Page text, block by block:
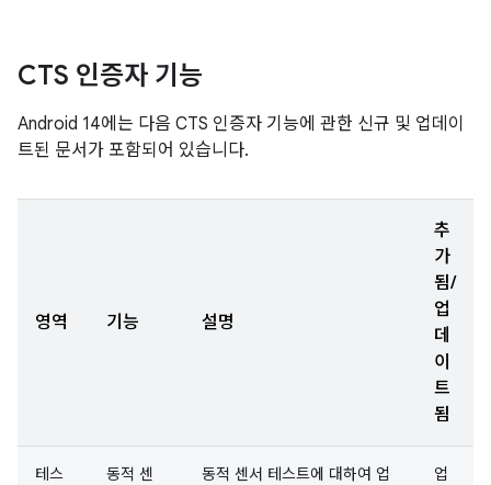
CTS 인증자 기능
Android 14에는 다음 CTS 인증자 기능에 관한 신규 및 업데이
트된 문서가 포함되어 있습니다.
영역 기능 설명
추
가
됨/
업
데
이
트
됨
테스
동적 센
동적 센서 테스트에 대하여 업
업